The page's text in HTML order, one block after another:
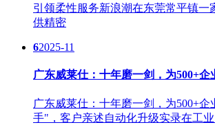
引领柔性服务新浪潮在东莞常平镇一
供精密
62025-11
广东威莱仕：十年磨一剑，为500+
广东威莱仕：十年磨一剑，为500+企
手"，客户亲述自动化升级实录在工